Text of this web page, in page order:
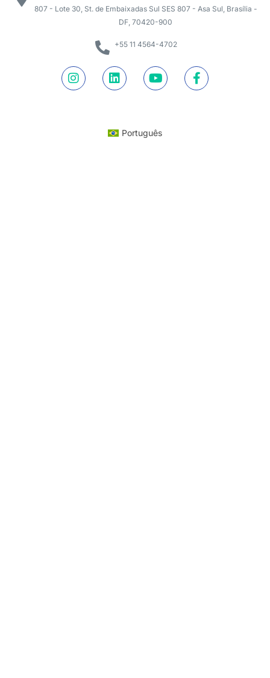
807 - Lote 30, St. de Embaixadas Sul SES 807 - Asa Sul, Brasília -
DF, 70420-900
+55 11 4564-4702
Português